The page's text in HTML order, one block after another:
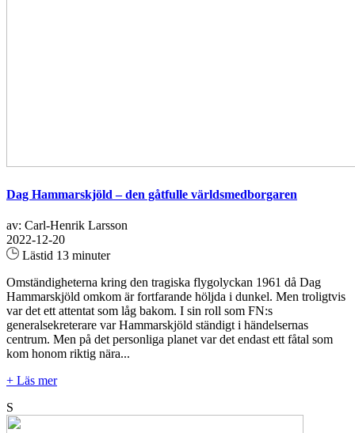
Dag Hammarskjöld – den gåtfulle världsmedborgaren
av: Carl-Henrik Larsson
2022-12-20
Lästid 13 minuter
Omständigheterna kring den tragiska flygolyckan 1961 då Dag
Hammarskjöld omkom är fortfarande höljda i dunkel. Men troligtvis
var det ett attentat som låg bakom. I sin roll som FN:s
generalsekreterare var Hammarskjöld ständigt i händelsernas
centrum. Men på det personliga planet var det endast ett fåtal som
kom honom riktig nära...
+ Läs mer
S